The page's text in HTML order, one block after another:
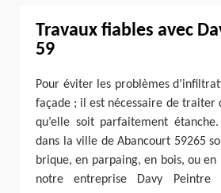
Travaux fiables avec
59
Pour éviter les problèmes
façade ; il est nécessaire de traiter
qu’elle soit parfaitement
dans la ville de Abancourt 59265
brique, en parpaing, en bois, ou en
notre entreprise Davy Peintre